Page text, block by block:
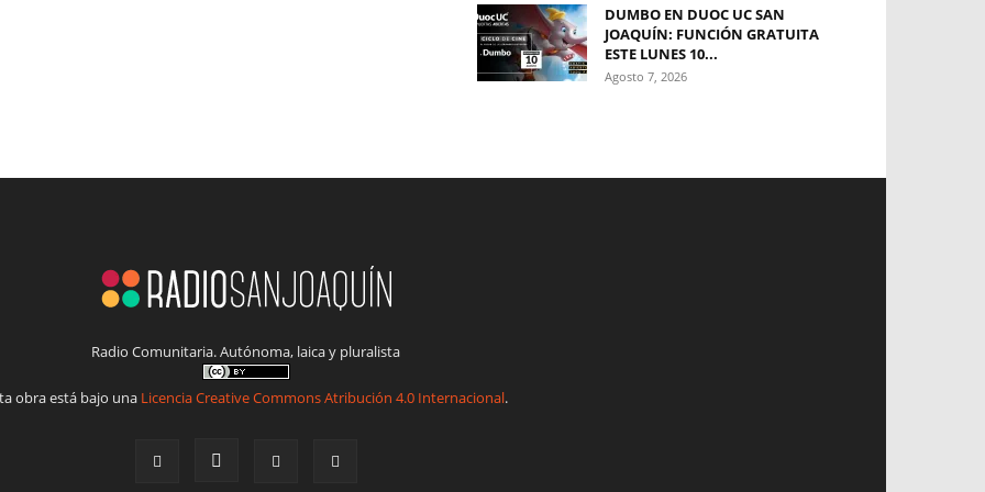
DUMBO EN DUOC UC SAN
JOAQUÍN: FUNCIÓN GRATUITA
ESTE LUNES 10...
Agosto 7, 2026
Radio Comunitaria. Autónoma, laica y pluralista
obra está bajo una Licencia Creative Commons Atribución 4.0 Internacional.